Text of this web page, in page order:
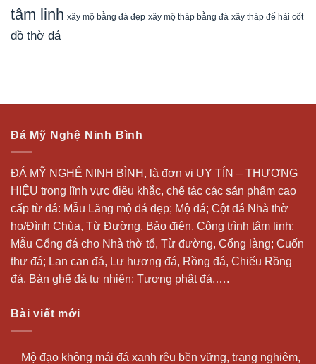
tâm linh xây mộ bằng đá đẹp xây mộ tháp bằng đá xây tháp để hài cốt
đồ thờ đá
Đá Mỹ Nghệ Ninh Bình
ĐÁ MỸ NGHỆ NINH BÌNH, là đơn vị UY TÍN – THƯƠNG
HIỆU trong lĩnh vực điêu khắc, chế tác các sản phẩm cao
cấp từ đá: Mẫu Lăng mộ đá đẹp; Mộ đá; Cột đá Nhà thờ
họ/Đình Chùa, Từ Đường, Bảo điện, Công trình tâm linh;
Mẫu Cổng đá cho Nhà thờ tổ, Từ đường, Cổng làng; Cuốn
thư đá; Lan can đá, Lư hương đá, Rồng đá, Chiếu Rồng
đá, Bàn ghế đá tự nhiên; Tượng phật đá,….
Bài viết mới
Mộ đạo không mái đá xanh rêu bền vững, trang nghiêm,